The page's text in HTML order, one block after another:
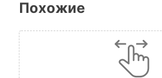
Похожие